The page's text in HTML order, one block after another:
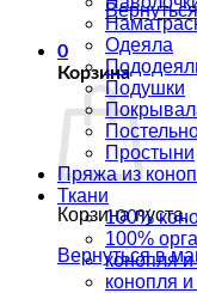
0
Корзина
Корзина пуста.
Вернуться в
Одеяла
Подушки
Простыни
Пряжа из
Ткани
100%
100%
конопля
конопля